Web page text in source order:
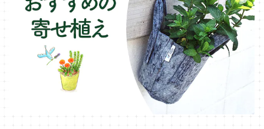
ローズマリー・ハーブ苗
ガーデンベジタ・イタリア野菜